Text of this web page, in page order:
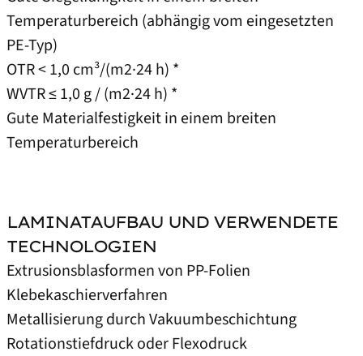
Temperaturbereich (abhängig vom eingesetzten
PE-Typ)
OTR < 1,0 cm³/(m2·24 h) *
WVTR ≤ 1,0 g / (m2·24 h) *
Gute Materialfestigkeit in einem breiten
Temperaturbereich
LAMINATAUFBAU UND VERWENDETE
TECHNOLOGIEN
Extrusionsblasformen von PP-Folien
Klebekaschierverfahren
Metallisierung durch Vakuumbeschichtung
Rotationstiefdruck oder Flexodruck